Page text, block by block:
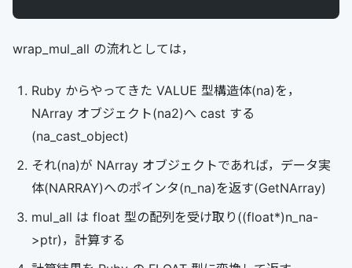
wrap_mul_all の流れとしては，
Ruby からやってきた VALUE 型構造体(na)を，
NArray オブジェクト(na2)へ cast する
(na_cast_object)
それ(na)が NArray オブジェクトであれば，データ実
体(NARRAY)へのポインタ(n_na)を返す(GetNArray)
mul_all は float 型の配列を受け取り((float*)n_na-
>ptr)，計算する